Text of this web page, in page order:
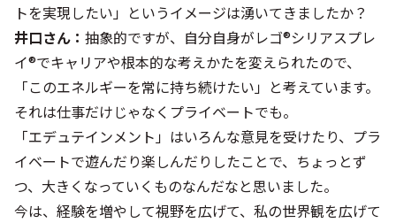
トを実現したい」というイメージは湧いてきましたか？
井口さん： 抽象的ですが、自分自身がレゴ®シリアスプレ
イ®でキャリアや根本的な考えかたを変えられたので、
「このエネルギーを常に持ち続けたい」と考えています。
それは仕事だけじゃなくプライベートでも。
「エデュテインメント」はいろんな意見を受けたり、プラ
イベートで遊んだり楽しんだりしたことで、ちょっとず
つ、大きくなっていくものなんだなと思いました。
今は、経験を増やして視野を広げて、私の世界観を広げて